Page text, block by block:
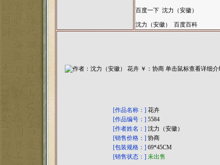
百度一下 沈力（安徽）
沈力（安徽） 百度百科
[作品名称：] 花卉
[作品编号：] 5584
[作者姓名：] 沈力（安徽）
[销售价格：] 协商
[包装规格：] 69*45CM
[销售状态：] 未出售